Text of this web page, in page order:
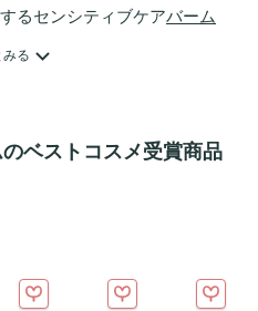
るセンシティブケアバーム
。
びて素肌へなじみます。
みる
ベストコスメ受賞商品